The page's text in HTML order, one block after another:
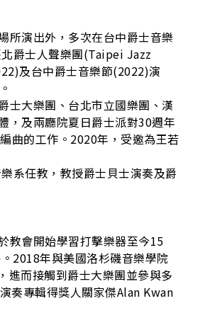
所演出外，多次在台中爵士音樂
爵士人聲樂團(Taipei Jazz
及台中爵士音樂節(2022)演
士大樂團、台北市立國樂團、漢
及兩廳院夏日爵士派對30週年
曲的工作。2020年，受邀為王若
系任教，教授爵士貝士演奏及爵
教會開始學習打擊樂器至今15
2018年與美國洛杉磯音樂學院
而接觸到爵士大樂團並參與多
奏專輯得獎人關家傑Alan Kwan